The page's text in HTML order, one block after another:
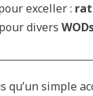
exceller :
divers
qu’un simple